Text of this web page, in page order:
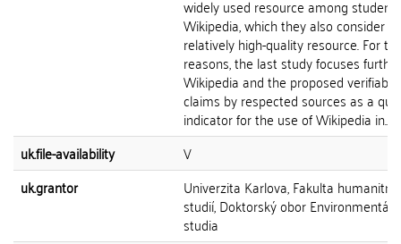
widely used resource among
Wikipedia, which they also consider
relatively high-quality resource. For
reasons, the last study focuses
Wikipedia and the proposed
claims by respected sources as a
indicator for the use of Wikipedia in...
uk.file-availability
V
uk.grantor
Univerzita Karlova, Fakulta
studií, Doktorský obor Environmentální
studia